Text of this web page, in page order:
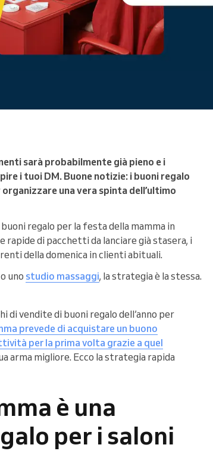
Leggi altro
sarà probabilmente già pieno e i
i tuoi DM. Buone notizie: i buoni regalo
una vera spinta dell’ultimo
regalo per la festa della mamma in
rapide di pacchetti da lanciare già stasera, i
della domenica in clienti abituali.
o uno studio massaggi, la strategia è la stessa.
di vendite di buoni regalo dell’anno per
prevede di acquistare un buono
per la prima volta grazie a quel
arma migliore. Ecco la strategia rapida
è una
per i saloni